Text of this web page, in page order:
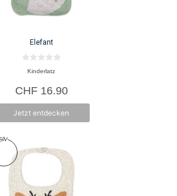
Elefant
n
5
Kinderlatz
CHF16.90
Jetzt entdecken